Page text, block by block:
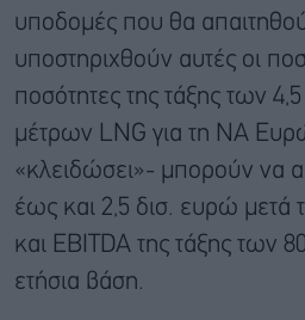
υποδομές που θα
υποστηριχθούν αυτές οι
ποσότητες της τάξης των
μέτρων LNG για τη ΝΑ
«κλειδώσει»- μπορούν να
έως και 2,5 δισ. ευρώ μετά
και EBITDA της τάξης των
ετήσια βάση.